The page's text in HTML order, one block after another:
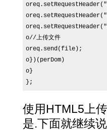
o//上传文件
oreq.send(file);
o})(perDom)
o}
};
使用HTML5上
是.下面就继续